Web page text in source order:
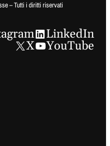
– Tutti i diritti riservati
LinkedIn
X
YouTube